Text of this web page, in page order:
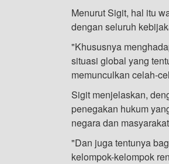
Menurut Sigit, hal itu
dengan seluruh
"Khususnya
situasi global yang
memunculkan celah-
Sigit menjelaskan,
penegakan hukum
negara dan
"Dan juga tentunya
kelompok-kelompok